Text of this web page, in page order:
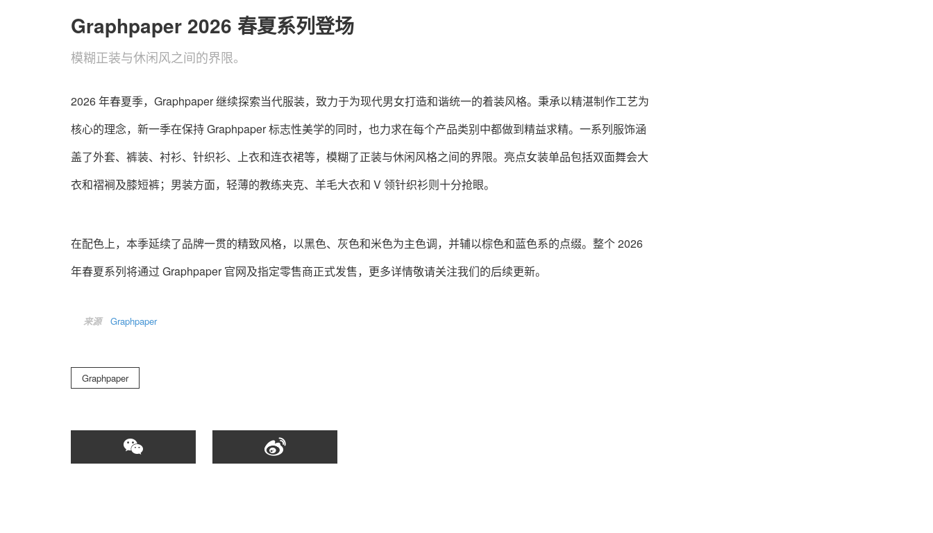
Graphpaper 2026 春夏系列登场
模糊正装与休闲风之间的界限。
2026 年春夏季，Graphpaper 继续探索当代服装，致力于为现代男女打造和谐统一的着​​装风格。秉承以精湛制作工艺为
核心的理念，新一季在保持 Graphpaper 标志性美学的同时，也力求在每个产品类别中都做到精益求精。一系列服饰涵
盖了外套、裤装、衬衫、针织衫、上衣和连衣裙等，模糊了正装与休闲风格之间的界限。亮点女装单品包括双面舞会大
衣和褶裥及膝短裤；男装方面，轻薄的教练夹克、羊毛大衣和 V 领针织衫则十分抢眼。
在配色上，本季延续了品牌一贯的精致风格，以黑色、灰色和米色为主色调，并辅以棕色和蓝色系的点缀。整个 2026
年春夏系列将通过 Graphpaper 官网及指定零售商正式发售，更多详情敬请关注我们的后续更新。
来源 Graphpaper
Graphpaper